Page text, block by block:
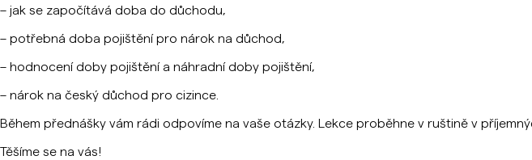
– jak se započítává doba do důchodu,
– potřebná doba pojištění pro nárok na důchod,
– hodnocení doby pojištění a náhradní doby pojištění,
– nárok na český důchod pro cizince.
Během přednášky vám rádi odpovíme na vaše otázky. Lekce proběhne v ruštině v
Těšíme se na vás!